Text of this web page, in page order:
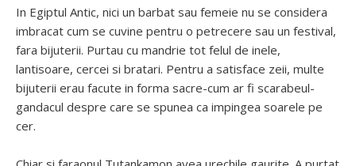
In Egiptul Antic, nici un barbat sau femeie nu se considera
imbracat cum se cuvine pentru o petrecere sau un festival,
fara bijuterii. Purtau cu mandrie tot felul de inele,
lantisoare, cercei si bratari. Pentru a satisface zeii, multe
bijuterii erau facute in forma sacre-cum ar fi scarabeul-
gandacul despre care se spunea ca impingea soarele pe
cer.